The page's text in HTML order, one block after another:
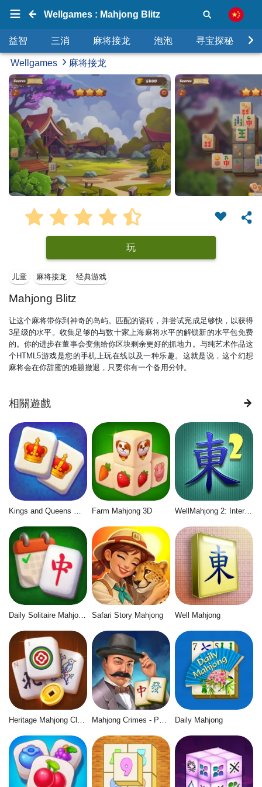
Wellgames : Mahjong Blitz
益智 三消 麻将接龙 泡泡 寻宝探秘
Wellgames 麻将接龙
玩
儿童 麻将接龙 经典游戏
Mahjong Blitz
让这个麻将带你到神奇的岛屿。匹配的瓷砖，并尝试完成足够快，以获得
3星级的水平。收集足够的与数十家上海麻将水平的解锁新的水平包免费
的。你的进步在董事会变焦给你区块剩余更好的抓地力。与纯艺术作品这
个HTML5游戏是您的手机上玩在线以及一种乐趣。这就是说，这个幻想
麻将会在你甜蜜的难题撤退，只要你有一个备用分钟。
相關遊戲
Farm Mahjong 3D WellMahjong 2: Internet Community
Daily Solitaire Mahjong Classic Safari Story Mahjong Well Mahjong
Daily Mahjong